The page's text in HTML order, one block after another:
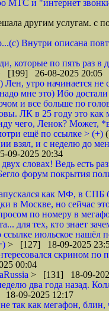
МТС и "интернет
другим услугам. с
Внутри описана
которые по пять раз
[199] 26-08-2025 20:05
Лен, утро начинается
мне это) Ибо
и все больше по
ЛК в 25 году это
чего, Ленок? Может,
ещё по ссылке > (+) (
взял, и с неделю до
2025 20:34
словах! Ведь есть
форум покрытия
как МФ, в СПБ
в Москве, но сейчас
по номеру в
для тех, кто знает
июльское нашёл
> [127] 18-09-2025
скрином по
00:04
> [131] 18-09-
два года назад.
09-2025 12:17
не так как мегафон,